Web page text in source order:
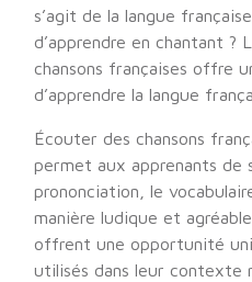
s’agit de la langue
d’apprendre en chantant ?
chansons françaises offre
d’apprendre la langue
Écouter des chansons
permet aux apprenants de
prononciation, le
manière ludique et
offrent une opportunité
utilisés dans leur contexte